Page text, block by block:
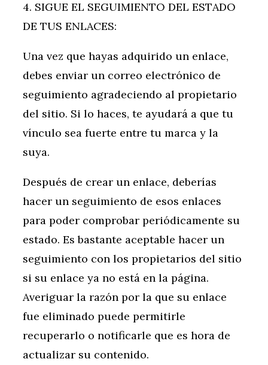
4. SIGUE EL SEGUIMIENTO DEL ESTADO
DE TUS ENLACES:
Una vez que hayas adquirido un enlace,
debes enviar un correo electrónico de
seguimiento agradeciendo al propietario
del sitio. Si lo haces, te ayudará a que tu
vínculo sea fuerte entre tu marca y la
suya.
Después de crear un enlace, deberías
hacer un seguimiento de esos enlaces
para poder comprobar periódicamente su
estado. Es bastante aceptable hacer un
seguimiento con los propietarios del sitio
si su enlace ya no está en la página.
Averiguar la razón por la que su enlace
fue eliminado puede permitirle
recuperarlo o notificarle que es hora de
actualizar su contenido.